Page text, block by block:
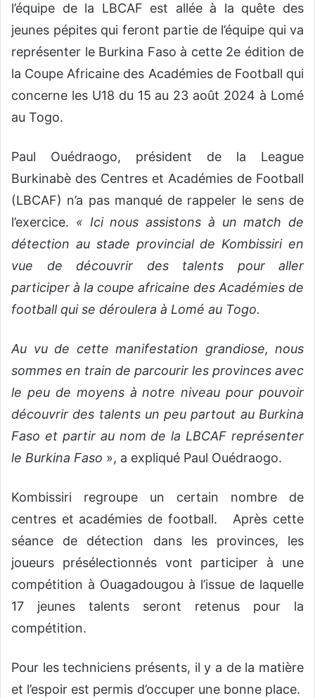
l’équipe de la LBCAF est allée à la quête des
jeunes pépites qui feront partie de l’équipe qui va
représenter le Burkina Faso à cette 2e édition de
la Coupe Africaine des Académies de Football qui
concerne les U18 du 15 au 23 août 2024 à Lomé
au Togo.
Paul Ouédraogo, président de la League
Burkinabè des Centres et Académies de Football
(LBCAF) n’a pas manqué de rappeler le sens de
l’exercice. « Ici nous assistons à un match de
détection au stade provincial de Kombissiri en
vue de découvrir des talents pour aller
participer à la coupe africaine des Académies de
football qui se déroulera à Lomé au Togo.
Au vu de cette manifestation grandiose, nous
sommes en train de parcourir les provinces avec
le peu de moyens à notre niveau pour pouvoir
découvrir des talents un peu partout au Burkina
Faso et partir au nom de la LBCAF représenter
le Burkina Faso », a expliqué Paul Ouédraogo.
Kombissiri regroupe un certain nombre de
centres et académies de football. Après cette
séance de détection dans les provinces, les
joueurs présélectionnés vont participer à une
compétition à Ouagadougou à l’issue de laquelle
17 jeunes talents seront retenus pour la
compétition.
Pour les techniciens présents, il y a de la matière
et l’espoir est permis d’occuper une bonne place.